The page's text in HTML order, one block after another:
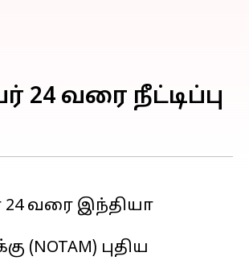
வரை நீட்டிப்பு
வரை இந்தியா
புதிய